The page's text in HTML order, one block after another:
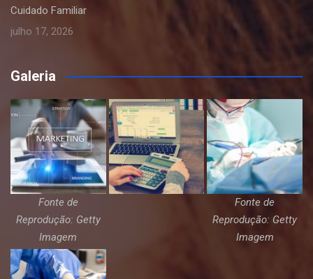
Cuidado Familiar
julho 17, 2026
Galeria
Fonte de
Reprodução: Getty
Imagem
Fonte de
Reprodução: Getty
Imagem